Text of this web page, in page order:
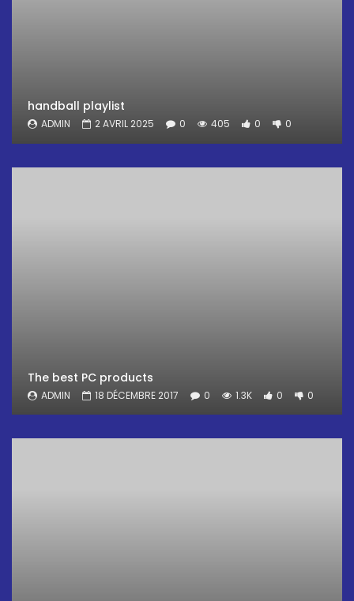
handball playlist
ADMIN 2 AVRIL 2025 0 405 0 0
The best PC products
ADMIN 18 DÉCEMBRE 2017 0 1.3K 0 0